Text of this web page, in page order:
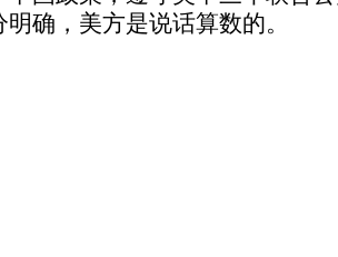
明确，美方是说话算数的。